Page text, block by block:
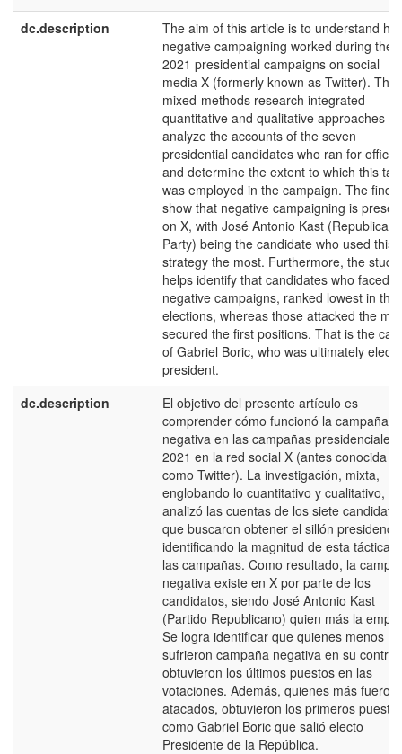
dc.description
The aim of this article is to understand
negative campaigning worked during the
2021 presidential campaigns on social
media X (formerly known as Twitter). This
mixed-methods research integrated
quantitative and qualitative approaches to
analyze the accounts of the seven
presidential candidates who ran for office
and determine the extent to which this
was employed in the campaign. The
show that negative campaigning is
on X, with José Antonio Kast (Republican
Party) being the candidate who used this
strategy the most. Furthermore, the study
helps identify that candidates who faced
negative campaigns, ranked lowest in the
elections, whereas those attacked the
secured the first positions. That is the
of Gabriel Boric, who was ultimately
president.
dc.description
El objetivo del presente artículo es
comprender cómo funcionó la campaña
negativa en las campañas presidenciales
2021 en la red social X (antes conocida
como Twitter). La investigación, mixta,
englobando lo cuantitativo y cualitativo,
analizó las cuentas de los siete
que buscaron obtener el sillón
identificando la magnitud de esta táctica
las campañas. Como resultado, la
negativa existe en X por parte de los
candidatos, siendo José Antonio Kast
(Partido Republicano) quien más la
Se logra identificar que quienes menos
sufrieron campaña negativa en su contra,
obtuvieron los últimos puestos en las
votaciones. Además, quienes más fueron
atacados, obtuvieron los primeros
como Gabriel Boric que salió electo
Presidente de la República.